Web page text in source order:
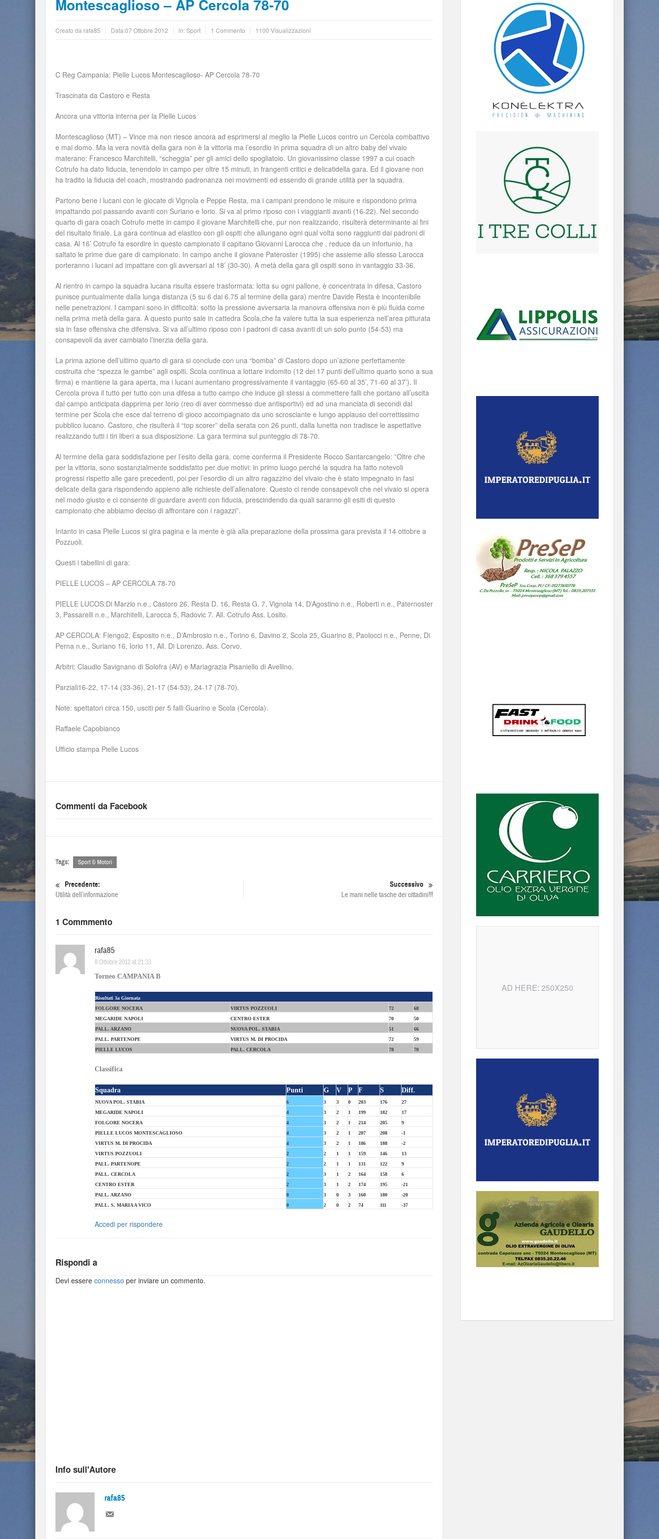
Montescaglioso – AP Cercola 78-70
Creato da rafa85 Data:07 Ottobre 2012 in:Sport 1 Commento 1100 Visualizzazioni
C Reg Campania: Pielle Lucos Montescaglioso- AP Cercola 78-70
Trascinata da Castoro e Resta
Ancora una vittoria interna per la Pielle Lucos
Montescaglioso (MT) – Vince ma non riesce ancora ad esprimersi al meglio la Pielle Lucos contro un Cercola combattivo
e mai domo. Ma la vera novità della gara non è la vittoria ma l’esordio in prima squadra di un altro baby del vivaio
materano: Francesco Marchitelli, “scheggia” per gli amici dello spogliatoio. Un giovanissimo classe 1997 a cui coach
Cotrufo ha dato fiducia, tenendolo in campo per oltre 15 minuti, in frangenti critici e delicatidella gara. Ed il giovane non
ha tradito la fiducia del coach, mostrando padronanza nei movimenti ed essendo di grande utilità per la squadra.
Partono bene i lucani con le giocate di Vignola e Peppe Resta, ma i campani prendono le misure e rispondono prima
impattando poi passando avanti con Suriano e Iorio. Si va al primo riposo con i viaggianti avanti (16-22). Nel secondo
quarto di gara coach Cotrufo mette in campo il giovane Marchitelli che, pur non realizzando, risulterà determinante ai fini
del risultato finale. La gara continua ad elastico con gli ospiti che allungano ogni qual volta sono raggiunti dai padroni di
casa. Al 16’ Cotrufo fa esordire in questo campionato il capitano Giovanni Larocca che , reduce da un infortunio, ha
saltato le prime due gare di campionato. In campo anche il giovane Pateroster (1995) che assieme allo stesso Larocca
porteranno i lucani ad impattare con gli avversari al 18’ (30-30). A metà della gara gli ospiti sono in vantaggio 33-36.
Al rientro in campo la squadra lucana risulta essere trasformata: lotta su ogni pallone, è concentrata in difesa, Castoro
punisce puntualmente dalla lunga distanza (5 su 6 dai 6.75 al termine della gara) mentre Davide Resta è incontenibile
nelle penetrazioni. I campani sono in difficoltà: sotto la pressione avversaria la manovra offensiva non è più fluida come
nella prima metà della gara. A questo punto sale in cattedra Scola,che fa valere tutta la sua esperienza nell’area pitturata
sia in fase offensiva che difensiva. Si va all’ultimo riposo con i padroni di casa avanti di un solo punto (54-53) ma
consapevoli da aver cambiato l’inerzia della gara.
La prima azione dell’ultimo quarto di gara si conclude con una “bomba” di Castoro dopo un’azione perfettamente
costruita che “spezza le gambe” agli ospiti. Scola continua a lottare indomito (12 dei 17 punti dell’ultimo quarto sono a sua
firma) e mantiene la gara aperta, ma i lucani aumentano progressivamente il vantaggio (65-60 al 35’, 71-60 al 37’). Il
Cercola prova il tutto per tutto con una difesa a tutto campo che induce gli stessi a commettere falli che portano all’uscita
dal campo anticipata dapprima per Iorio (reo di aver commesso due antisportivi) ed ad una manciata di secondi dal
termine per Scola che esce dal terreno di gioco accompagnato da uno scrosciante e lungo applauso del correttissimo
pubblico lucano. Castoro, che risulterà il “top scorer” della serata con 26 punti, dalla lunetta non tradisce le aspettative
realizzando tutti i tiri liberi a sua disposizione. La gara termina sul punteggio di 78-70.
Al termine della gara soddisfazione per l’esito della gara, come conferma il Presidente Rocco Santarcangelo: ”Oltre che
per la vittoria, sono sostanzialmente soddisfatto per due motivi: in primo luogo perché la squdra ha fatto notevoli
progressi rispetto alle gare precedenti, poi per l’esordio di un altro ragazzino del vivaio che è stato impegnato in fasi
delicate della gara rispondendo appieno alle richieste dell’allenatore. Questo ci rende consapevoli che nel vivaio si opera
nel modo giusto e ci consente di guardare aventi con fiducia, prescindendo da quali saranno gli esiti di questo
campionato che abbiamo deciso di affrontare con i ragazzi”.
Intanto in casa Pielle Lucos si gira pagina e la mente è già alla preparazione della prossima gara prevista il 14 ottobre a
Pozzuoli.
Questi i tabellini di gara:
PIELLE LUCOS – AP CERCOLA 78-70
PIELLE LUCOS:Di Marzio n.e., Castoro 26, Resta D. 16, Resta G. 7, Vignola 14, D’Agostino n.e., Roberti n.e., Paternoster
3, Passarelli n.e., Marchitelli, Larocca 5, Radovic 7. All. Cotrufo Ass. Losito.
AP CERCOLA: Fiengo2, Esposito n.e., D’Ambrosio n.e., Torino 6, Davino 2, Scola 25, Guarino 8, Paolocci n.e., Penne, Di
Perna n.e., Suriano 16, Iorio 11, All. Di Lorenzo, Ass. Corvo.
Arbitri: Claudio Savignano di Solofra (AV) e Mariagrazia Pisaniello di Avellino.
Parziali16-22, 17-14 (33-36), 21-17 (54-53), 24-17 (78-70).
Note: spettatori circa 150, usciti per 5 falli Guarino e Scola (Cercola).
Raffaele Capobianco
Ufficio stampa Pielle Lucos
Commenti da Facebook
Tags: Sport & Motori
Precedente:
Utilità dell’informazione
Successivo
Le mani nelle tasche dei cittadini!!!
1 Commmento
rafa85
8 Ottobre 2012 at 21:33
Torneo CAMPANIA B
Risultati 3a Giornata
FOLGORE NOCERA
VIRTUS POZZUOLI 72
68
MEGARIDE NAPOLI
CENTRO ESTER 70
50
PALL. ARZANO
NUOVA POL. STABIA 51
66
PALL. PARTENOPE
VIRTUS M. DI PROCIDA 72
59
PIELLE LUCOS
PALL. CERCOLA 78 70
Classifica
Squadra Punti G V P F S Diff.
NUOVA POL. STABIA 6 3 3 0 203 176
27
MEGARIDE NAPOLI
4 3 2 1 199 182
17
FOLGORE NOCERA
4 3 2 1 214 205
9
PIELLE LUCOS MONTESCAGLIOSO
4 3 2 1 207 208
-1
VIRTUS M. DI PROCIDA
4 3 2 1 186 188
-2
VIRTUS POZZUOLI
2 2 1 1 159 146
13
PALL. PARTENOPE
2 2 1 1 131 122
9
PALL. CERCOLA
2 3 1 2 164 158
6
CENTRO ESTER
2 3 1 2 174 195
-21
PALL. ARZANO
0 3 0 3 160 180
-20
PALL. S. MARIA A VICO
0 2 0 2 74 111 -37
Accedi per rispondere
Rispondi a
Devi essere connesso per inviare un commento.
Info sull'Autore
rafa85
AD HERE: 250X250